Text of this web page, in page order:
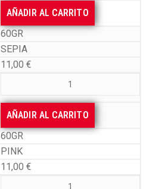
AÑADIR AL CARRITO
60GR
SEPIA
11,00 €
AÑADIR AL CARRITO
60GR
PINK
11,00 €